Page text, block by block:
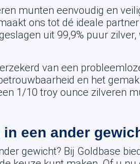
munten eenvoudig en
ons tot dé ideale
uit 99,9% puur
van een
en het
1/10 troy ounce zilveren
een ander
gewicht? Bij Goldbase